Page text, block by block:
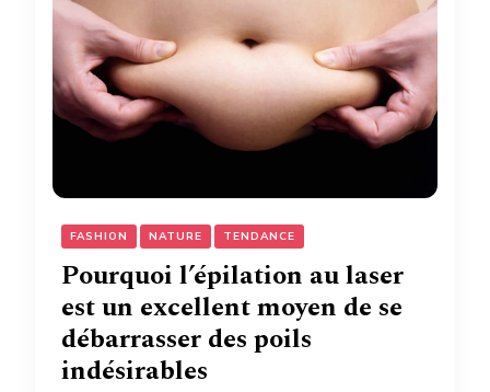
FASHION NATURE TENDANCE
Pourquoi l’épilation au laser
est un excellent moyen de se
débarrasser des poils
indésirables